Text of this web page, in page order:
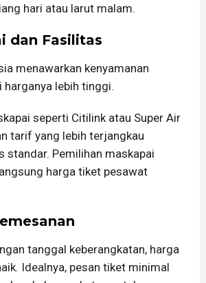
hari atau larut malam.
dan Fasilitas
menawarkan kenyamanan
harganya lebih tinggi.
seperti Citilink atau Super Air
tarif yang lebih terjangkau
standar. Pemilihan maskapai
harga tiket pesawat
tanggal keberangkatan, harga
Idealnya, pesan tiket minimal